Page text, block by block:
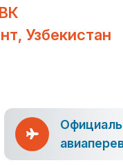
Узбекистан